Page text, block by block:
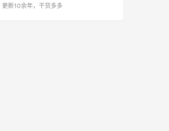
更新10余年，干货多多